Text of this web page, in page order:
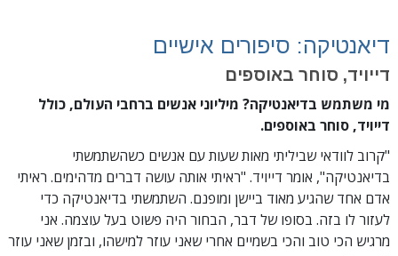
דיאנטיקה: סיפורים אישיים
דייויד, סוחר באוספים
מי משתמש בדיאנטיקה? מיליוני אנשים ברחבי העולם, כולל
דייויד, סוחר באוספים.
"קרוב לוודאי שביליתי מאות שעות עם אנשים כשהשתמשתי
בדיאנטיקה", אומר דייויד. "ראיתי אותה עושה דברים מדהימים. ראיתי
אדם אחד שהגיע מאוד ביישן ומופנם. השתמשתי בדיאנטיקה כדי
לעזור לו בזה. בסופו של דבר, הבחור היה פשוט בעל עוצמה. אני
מרגיש הכי טוב והכי בשמיים אחרי שאני עוזר למישהו, ובזמן שאני עוזר